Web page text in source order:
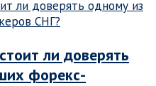
ли доверять
форекс-